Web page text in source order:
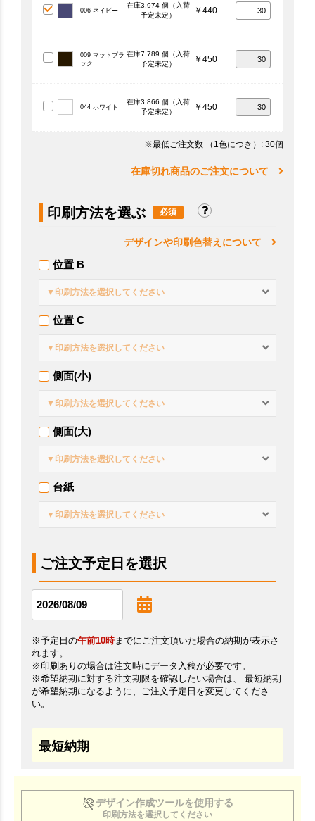
006 ネイビー
在庫3,974 個（入荷
予定未定）
￥440
009 マットブラ
ック
在庫7,789 個（入荷
予定未定）
￥450
044 ホワイト
在庫3,866 個（入荷
予定未定）
￥450
※最低ご注文数 （1色につき） : 30個
在庫切れ商品のご注文について
印刷方法を選ぶ
デザインや印刷色替えについて
位置 B
▼印刷方法を選択してください
位置 C
▼印刷方法を選択してください
側面(小)
▼印刷方法を選択してください
側面(大)
▼印刷方法を選択してください
台紙
▼印刷方法を選択してください
ご注文予定日を選択
※予定日の午前10時までにご注文頂いた場合の納期が表示さ
れます。
※印刷ありの場合は注文時にデータ入稿が必要です。
※希望納期に対する注文期限を確認したい場合は、 最短納期
が希望納期になるように、ご注文予定日を変更してくださ
い。
最短納期
デザイン作成ツールを使用する
印刷方法を選択してください